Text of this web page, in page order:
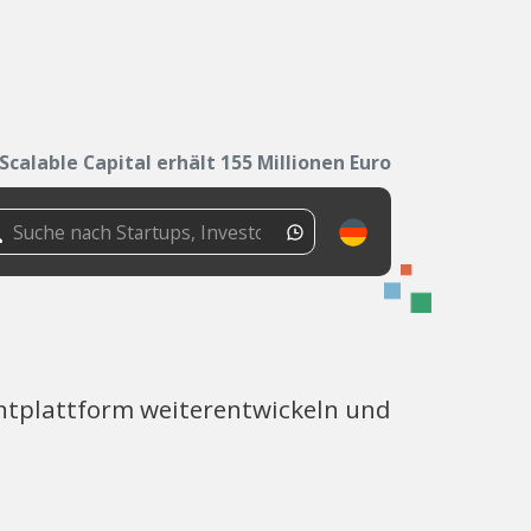
Scalable Capital erhält 155 Millionen Euro
weiterentwickeln und